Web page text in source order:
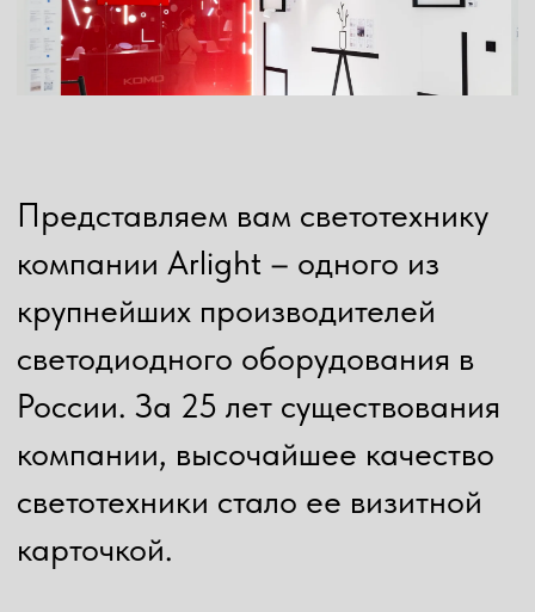
крупнейших производителей
светодиодного оборудования в
России. За 25 лет существования
карточкой.